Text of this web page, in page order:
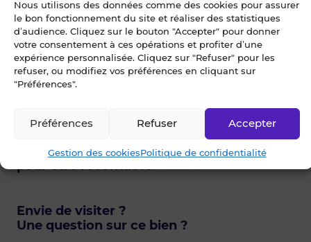
Nous utilisons des données comme des cookies pour assurer
le bon fonctionnement du site et réaliser des statistiques
d’audience. Cliquez sur le bouton "Accepter" pour donner
votre consentement à ces opérations et profiter d’une
expérience personnalisée. Cliquez sur "Refuser" pour les
refuser, ou modifiez vos préférences en cliquant sur
"Préférences".
Accepter
Refuser
Préférences
Gestion des cookiesPolitique de confidentialité
Blot Rennes - Entreprise
4.9 58
93 avenue Henri Fréville CS 50815
35208 RENNES Cedex 2
Je choisis un ou des créneaux
pour être recontacté
Envie de visiter ?
Une question sur ce bien ?